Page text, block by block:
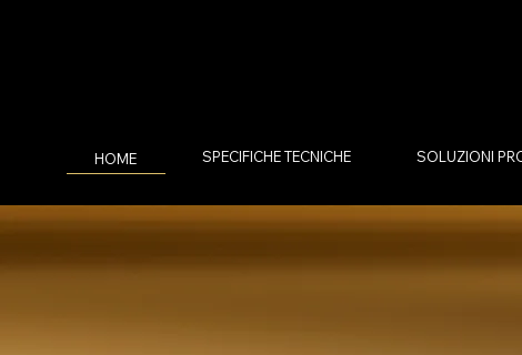
HOME SPECIFICHE TECNICHE SOLUZIONI
IL